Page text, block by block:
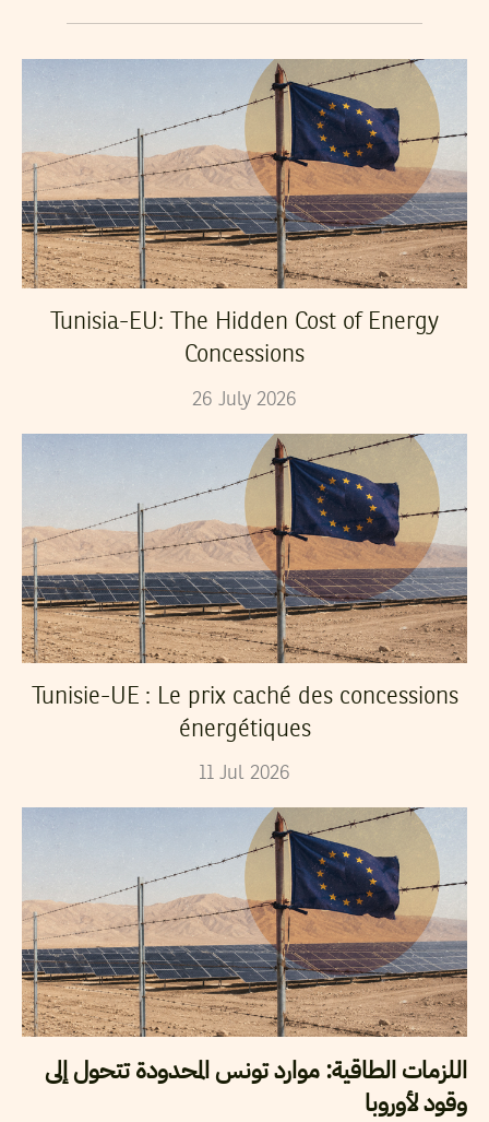
Tunisia-EU: The Hidden Cost of Energy
Concessions
26 July 2026
Tunisie-UE : Le prix caché des concessions
énergétiques
11 Jul 2026
اللزمات الطاقية: موارد تونس المحدودة تتحول إلى
وقود لأوروبا